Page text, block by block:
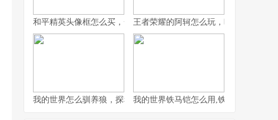
和平精英头像框怎么买，一份资深玩家的选购指南，副标题，从获
王者荣耀的阿轲怎么玩，暗影刀锋的狩
我的世界怎么驯养狼，探秘荒野伙伴驯服之道我的世界铁马铠怎么用,铁骑驰骋的终极